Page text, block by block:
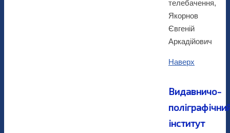
телебачення,
Якорнов
Євгеній
Аркадійович
Наверх
Видавничо-
інститут